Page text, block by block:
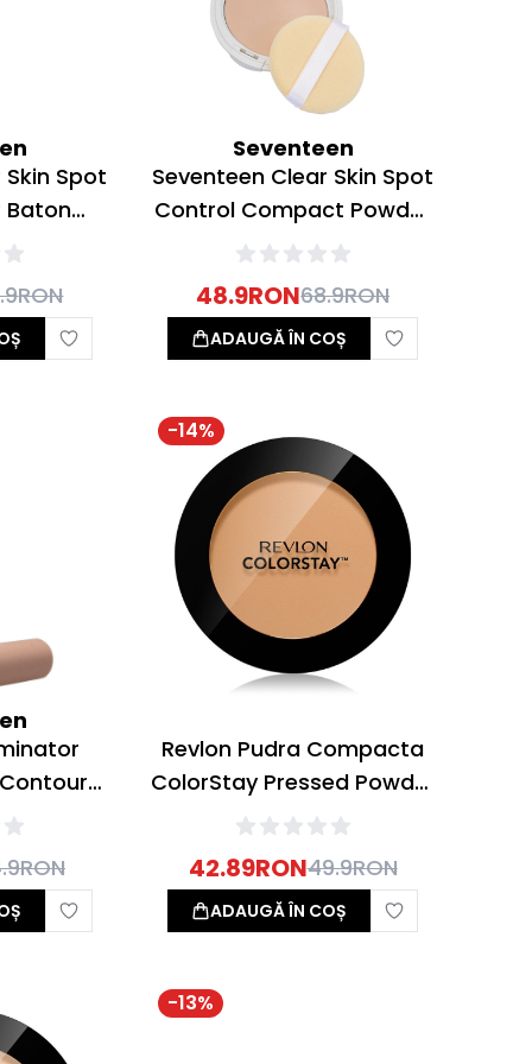
Spot
Baton
2.8g
RON
Seventeen
Seventeen Clear Skin Spot
Control Compact Powder
Pudra Compacta Ten
10g
48.9RON68.9RON
ADAUGĂ ÎN COȘ
RON
-14%
Revlon Pudra Compacta
ColorStay Pressed Powder
850 Medium Deep 8.4g
42.89RON49.9RON
ADAUGĂ ÎN COȘ
-13%